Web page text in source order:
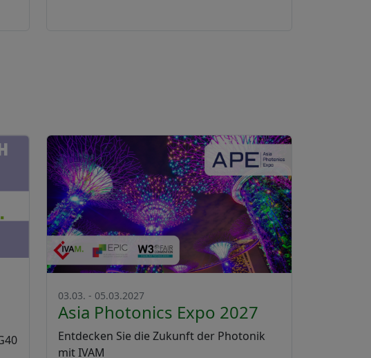
03.03. - 05.03.2027
Asia Photonics Expo 2027
Entdecken Sie die Zukunft der Photonik
mit IVAM